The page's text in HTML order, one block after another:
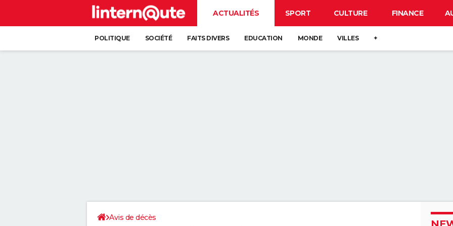
ACTUALITÉS SPORT CULTURE FINANCE
POLITIQUE SOCIÉTÉ FAITS DIVERS EDUCATION MONDE VILLES +
Avis de décès